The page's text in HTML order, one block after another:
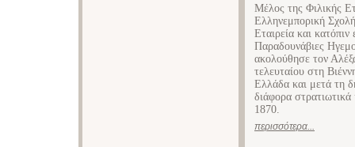
Μέλος της Φιλικής
Ελληνεμπορική
Εταιρεία και
Παραδουνάβιες
ακολούθησε τον
τελευταίου στη
Ελλάδα και μετά τη
διάφορα
1870.
περισσότερα...